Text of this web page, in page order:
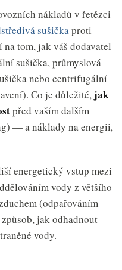
nákladů v řetězci
sušičkaproti
tom, jak váš dodavatel
sušička, průmyslová
nebo centrifugální
Co je důležité, jak
před vaším dalším
— a náklady na energii,
energetický vstup mezi
vody z většího
(odpařováním
jak odhadnout
vody.